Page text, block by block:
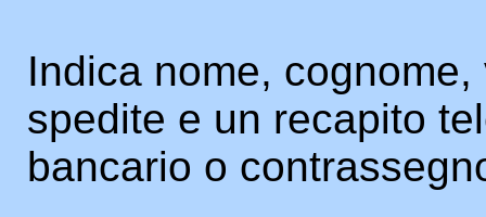
Indica nome,
spedite e un recapito
bancario o